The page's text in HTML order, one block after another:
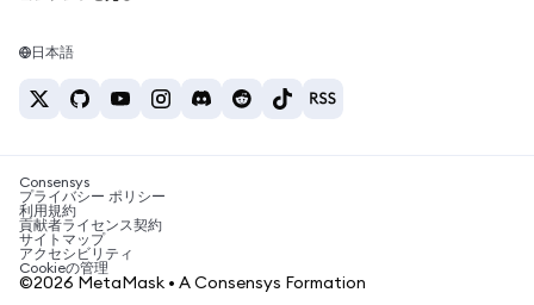
キャリア
お問い合わせ
Tetherの価格
BTC→INR
ETH→USDT
USDTの購入
SHIBの購入
BNBの購入
Solanaウォレット
税制関連ニュース
暗号資産の購入方法は？
ビットコインを売るには？
日本語
Consensys
プライバシー ポリシー
利用規約
貢献者ライセンス契約
サイトマップ
アクセシビリティ
Cookieの管理
©2026 MetaMask • A Consensys Formation